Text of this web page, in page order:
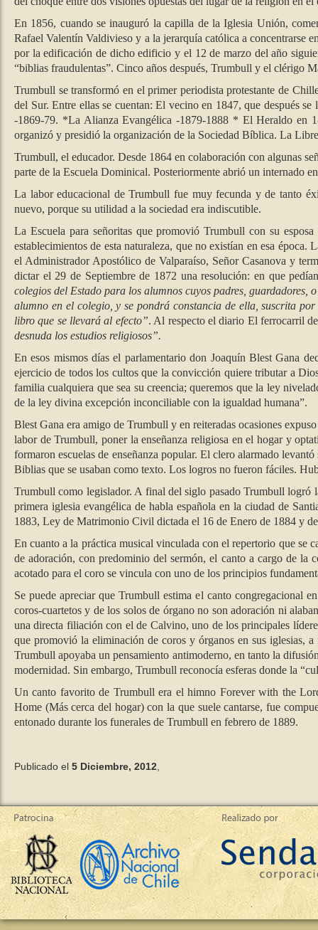
En 1856, cuando se inauguró la capilla de la Iglesia Unión,
Rafael Valentín Valdivieso y a la jerarquía católica a concentrarse
por la edificación de dicho edificio y el 12 de marzo del año
“biblias fraudulentas”. Cinco años después, Trumbull y el clérigo
Trumbull se transformó en el primer periodista protestante de
del Sur. Entre ellas se cuentan: El vecino en 1847, que después
-1869-79. *La Alianza Evangélica -1879-1888 * El Heraldo en
organizó y presidió la organización de la Sociedad Bíblica. La
Trumbull, el educador. Desde 1864 en colaboración con algunas
parte de la Escuela Dominical. Posteriormente abrió un internado
La labor educacional de Trumbull fue muy fecunda y de tanto
nuevo, porque su utilidad a la sociedad era indiscutible.
La Escuela para señoritas que promovió Trumbull con su
establecimientos de esta naturaleza, que no existían en esa
el Administrador Apostólico de Valparaíso, Señor Casanova y
dictar el 29 de Septiembre de 1872 una resolución: en que
colegios del Estado para los alumnos cuyos padres,
alumno en el colegio, y se pondrá constancia de ella, suscrita
libro que se llevará al efecto”. Al respecto el diario El ferrocarril
desnuda los estudios religiosos”.
En esos mismos días el parlamentario don Joaquín Blest Gana
ejercicio de todos los cultos que la convicción quiere tributar a
familia cualquiera que sea su creencia; queremos que la ley
de la ley divina excepción inconciliable con la igualdad humana”.
Blest Gana era amigo de Trumbull y en reiteradas ocasiones
labor de Trumbull, poner la enseñanza religiosa en el hogar y
formaron escuelas de enseñanza popular. El clero alarmado
Biblias que se usaban como texto. Los logros no fueron fáciles.
Trumbull como legislador. A final del siglo pasado Trumbull
primera iglesia evangélica de habla española en la ciudad de
1883, Ley de Matrimonio Civil dictada el 16 de Enero de 1884 y
En cuanto a la práctica musical vinculada con el repertorio que se
de adoración, con predominio del sermón, el canto a cargo de
acotado para el coro se vincula con uno de los principios
Se puede apreciar que Trumbull estima el canto congregacional
coros-cuartetos y de los solos de órgano no son adoración ni
una directa filiación con el de Calvino, uno de los principales
que promovió la eliminación de coros y órganos en sus iglesias,
Trumbull apoyaba un pensamiento antimoderno, en tanto la
modernidad. Sin embargo, Trumbull reconocía esferas donde la
Un canto favorito de Trumbull era el himno Forever with the
Home (Más cerca del hogar) con la que suele cantarse, fue
entonado durante los funerales de Trumbull en febrero de 1889.
Publicado el 5 Diciembre, 2012